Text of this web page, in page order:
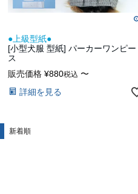
●上級型紙●
[小型犬服 型紙] パーカーワンピー
ス
販売価格 ¥880税込 〜
詳細を見る
新着順